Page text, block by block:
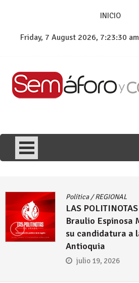
INICIO
Friday, 7 August 2026, 7:23:31 am
REGIONAL
DEL DOMINGO:
Espinosa Márquez hace oficial
a la Gobernación de